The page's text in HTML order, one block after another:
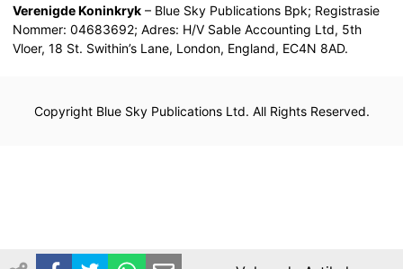
Verenigde Koninkryk – Blue Sky Publications Bpk; Registrasie
Nommer: 04683692; Adres: H/V Sable Accounting Ltd, 5th
Vloer, 18 St. Swithin’s Lane, London, England, EC4N 8AD.
Copyright Blue Sky Publications Ltd. All Rights Reserved.